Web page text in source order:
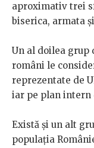
aproximativ trei
biserica, armata
Un al doilea grup
români le
reprezentate de
iar pe plan intern
Există și un alt
populația